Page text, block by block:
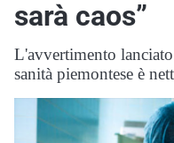
sarà caos”
L'avvertimento
sanità piemontese è